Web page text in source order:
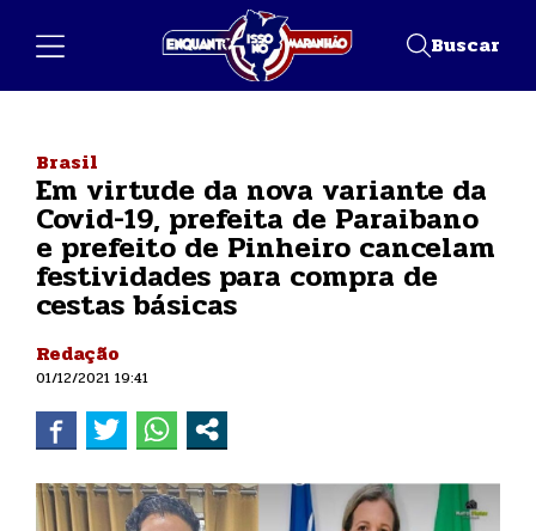
Buscar
Brasil
Em virtude da nova variante da
Covid-19, prefeita de Paraibano
e prefeito de Pinheiro cancelam
festividades para compra de
cestas básicas
Redação
01/12/2021 19:41